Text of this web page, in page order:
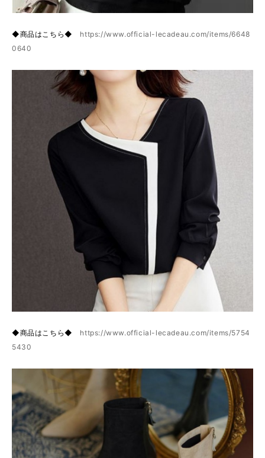
◆商品はこちら◆ https://www.official-lecadeau.com/items/6648
0640
◆商品はこちら◆ https://www.official-lecadeau.com/items/5754
5430